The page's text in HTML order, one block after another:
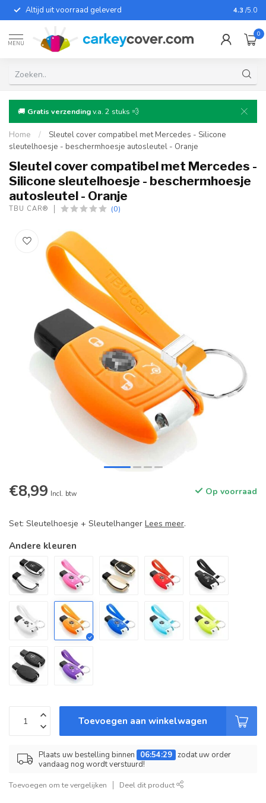
Altijd uit voorraad geleverd Voor
4.3 /5.0
MENU
0
🚚 Gratis verzendingv.a. 2 stuks 💨
Home /
Sleutel cover compatibel met Mercedes - Silicone
sleutelhoesje - beschermhoesje autosleutel - Oranje
Sleutel cover compatibel met Mercedes -
Silicone sleutelhoesje - beschermhoesje
autosleutel - Oranje
TBU CAR® (0)
€8,99 Incl. btw Op voorraad
Set: Sleutelhoesje + Sleutelhanger Lees meer.
Andere kleuren
Toevoegen aan winkelwagen
Plaats uw bestelling binnen 06:54:29 zodat uw order
vandaag nog wordt verstuurd!
Toevoegen om te vergelijken Deel dit product